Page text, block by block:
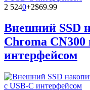
2 5240+2$69.99
Внешний SSD
Chroma CN300
интерфейсом